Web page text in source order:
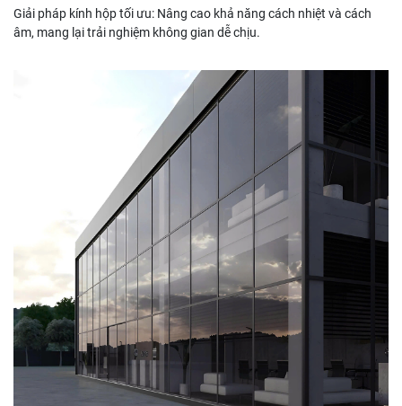
Giải pháp kính hộp tối ưu: Nâng cao khả năng cách nhiệt và cách
âm, mang lại trải nghiệm không gian dễ chịu.